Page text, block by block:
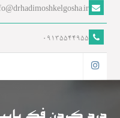
09135544955